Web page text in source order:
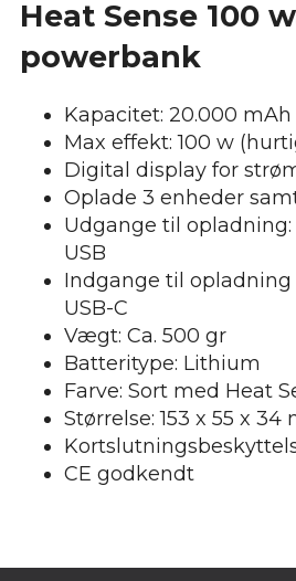
Heat Sense 100
powerbank
Kapacitet: 20.000 mAh
Max effekt: 100 w
Digital display for
Oplade 3 enheder
Udgange til opladning:
USB
Indgange til opladning
USB-C
Vægt: Ca. 500 gr
Batteritype: Lithium
Farve: Sort med Heat
Størrelse:153 x 55 x 34
CE godkendt